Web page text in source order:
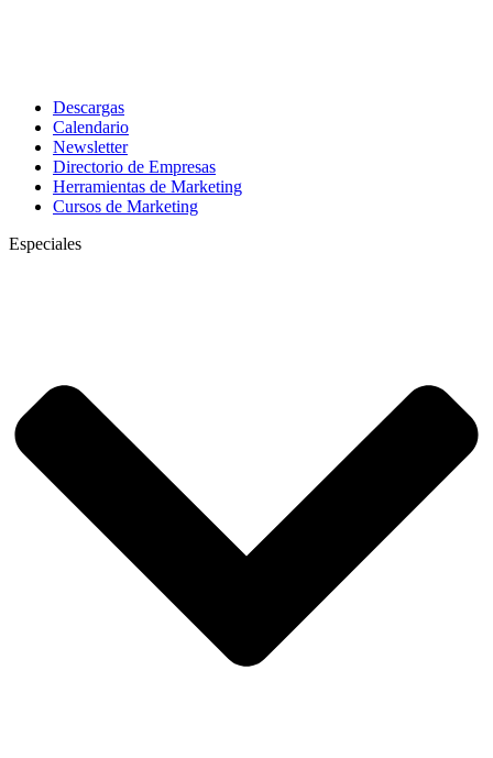
Descargas
Calendario
Newsletter
Directorio de Empresas
Herramientas de Marketing
Cursos de Marketing
Especiales